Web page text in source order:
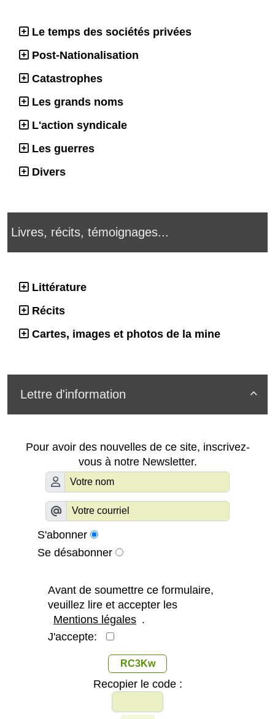
Le temps des sociétés privées
Post-Nationalisation
Catastrophes
Les grands noms
L'action syndicale
Les guerres
Divers
Livres, récits, témoignages...
Littérature
Récits
Cartes, images et photos de la mine

Lettre d'information
Pour avoir des nouvelles de ce site, inscrivez-
vous à notre Newsletter.
S'abonner
Se désabonner
Avant de soumettre ce formulaire,
veuillez lire et accepter les
Mentions légales .
J'accepte:
RC3Kw
Recopier le code :